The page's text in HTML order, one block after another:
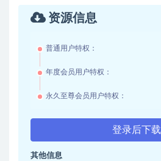
资源信息
普通用户特权：
年度会员用户特权：
永久至尊会员用户特权：
登录后下载
其他信息